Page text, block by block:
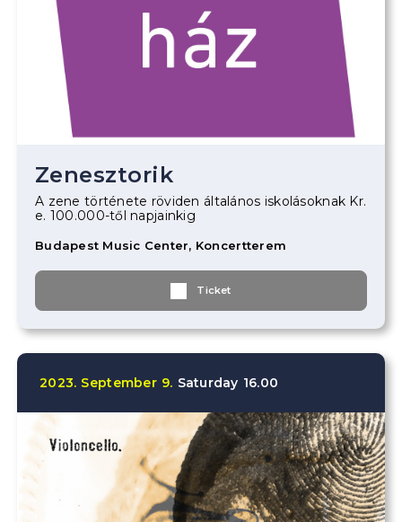
Zenesztorik
A zene története röviden általános iskolásoknak Kr.
e. 100.000-től napjainkig
Budapest Music Center, Koncertterem
Ticket
2023. September 9. Saturday 16.00